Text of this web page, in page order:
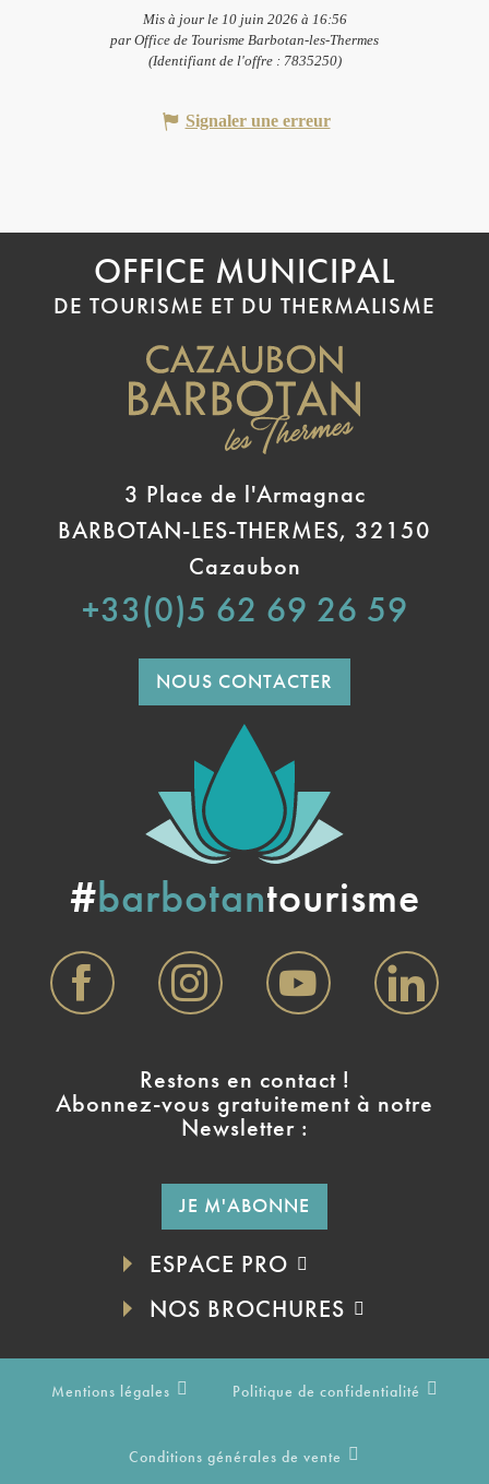
Mis à jour le 10 juin 2026 à 16:56
par Office de Tourisme Barbotan-les-Thermes
(Identifiant de l'offre : 7835250)
Signaler une erreur
OFFICE MUNICIPAL
DE TOURISME ET DU THERMALISME
3 Place de l'Armagnac
BARBOTAN-LES-THERMES, 32150
Cazaubon
+33(0)5 62 69 26 59
NOUS CONTACTER
#barbotantourisme
Restons en contact !
Abonnez-vous gratuitement à notre
Newsletter :
JE M'ABONNE
ESPACE PRO
NOS BROCHURES
Mentions légales Politique de confidentialité
Conditions générales de vente